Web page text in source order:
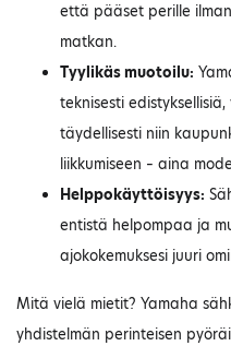
että pääset perille
matkan.
Tyylikäs muotoilu:
teknisesti
täydellisesti niin
liikkumiseen – aina
Helppokäyttöisyys:
entistä helpompaa ja
ajokokemuksesi juuri
Mitä vielä mietit? Yamaha
yhdistelmän perinteisen